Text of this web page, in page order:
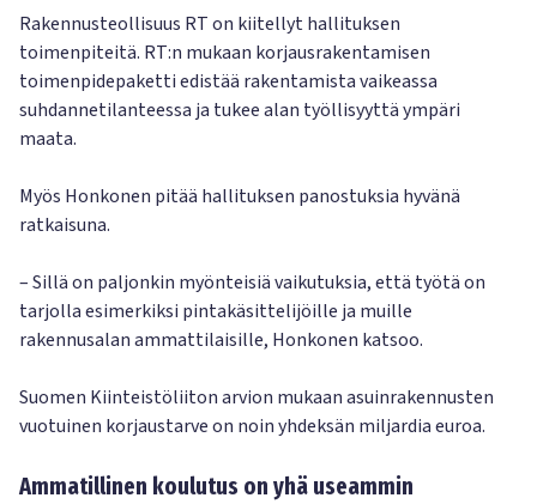
Rakennusteollisuus RT on kiitellyt hallituksen
toimenpiteitä. RT:n mukaan korjausrakentamisen
toimenpidepaketti edistää rakentamista vaikeassa
suhdannetilanteessa ja tukee alan työllisyyttä ympäri
maata.
Myös Honkonen pitää hallituksen panostuksia hyvänä
ratkaisuna.
– Sillä on paljonkin myönteisiä vaikutuksia, että työtä on
tarjolla esimerkiksi pintakäsittelijöille ja muille
rakennusalan ammattilaisille, Honkonen katsoo.
Suomen Kiinteistöliiton arvion mukaan asuinrakennusten
vuotuinen korjaustarve on noin yhdeksän miljardia euroa.
Ammatillinen koulutus on yhä useammin